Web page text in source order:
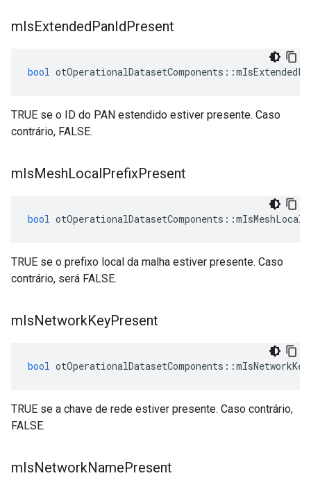
mIsExtendedPanIdPresent
bool otOperationalDatasetComponents ::
TRUE se o ID do PAN estendido estiver presente. Caso
contrário, FALSE.
mIsMeshLocalPrefixPresent
bool otOperationalDatasetComponents ::
TRUE se o prefixo local da malha estiver presente. Caso
contrário, será FALSE.
mIsNetworkKeyPresent
bool otOperationalDatasetComponents ::
TRUE se a chave de rede estiver presente. Caso contrário,
FALSE.
mIsNetworkNamePresent